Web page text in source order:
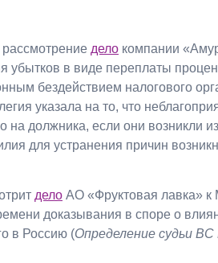
дело компании
убытков в виде переплаты
бездействием налогового
указала на то, что
на должника, если они возникли
для устранения причин
дело АО «Фруктовая лавка» к
доказывания в споре о
в Россию (Определение судьи